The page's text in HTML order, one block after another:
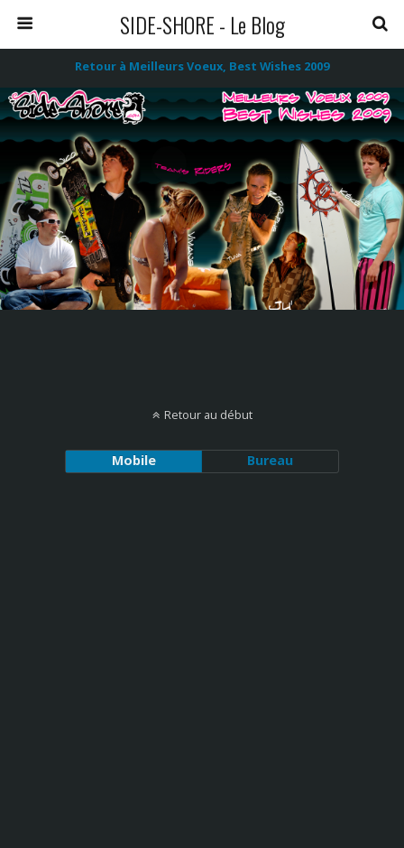
SIDE-SHORE - Le Blog
Retour à Meilleurs Voeux, Best Wishes 2009
Retour au début
Mobile Bureau